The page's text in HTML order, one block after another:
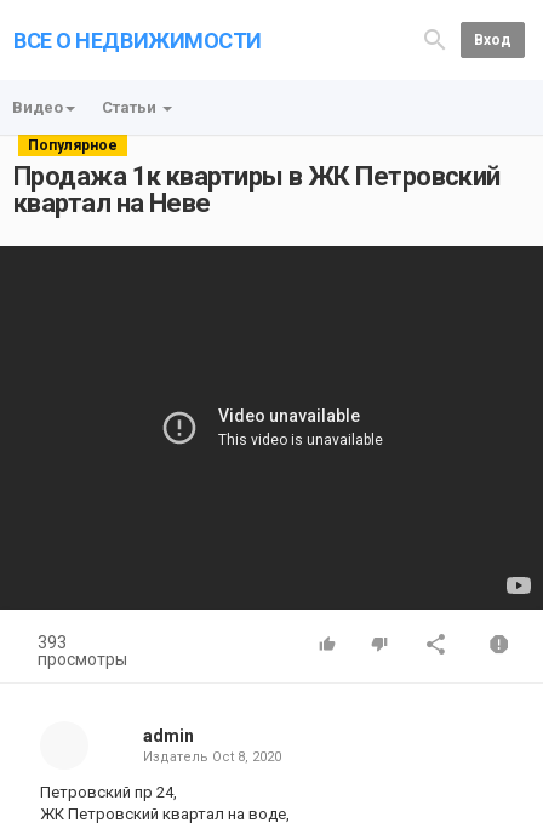
ВСЕ О НЕДВИЖИМОСТИ Вход
Видео Статьи
Популярное
Продажа 1к квартиры в ЖК Петровский
квартал на Неве
393
просмотры
admin
Издатель Oct 8, 2020
Петровский пр 24,
ЖК Петровский квартал на воде,